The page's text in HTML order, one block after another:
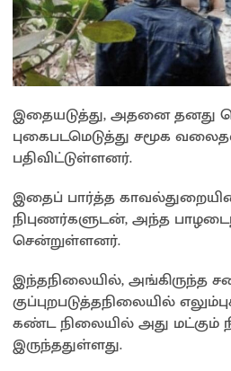
இதையடுத்து, அதனை தனது
புகைபடமெடுத்து சமூக
பதிவிட்டுள்ளனர்.
இதைப் பார்த்த
நிபுணர்களுடன், அந்த
சென்றுள்ளனர்.
இந்தநிலையில், அங்கிருந்த
குப்புறபடுத்தநிலையில்
கண்ட நிலையில் அது மட்கும்
இருந்ததுள்ளது.